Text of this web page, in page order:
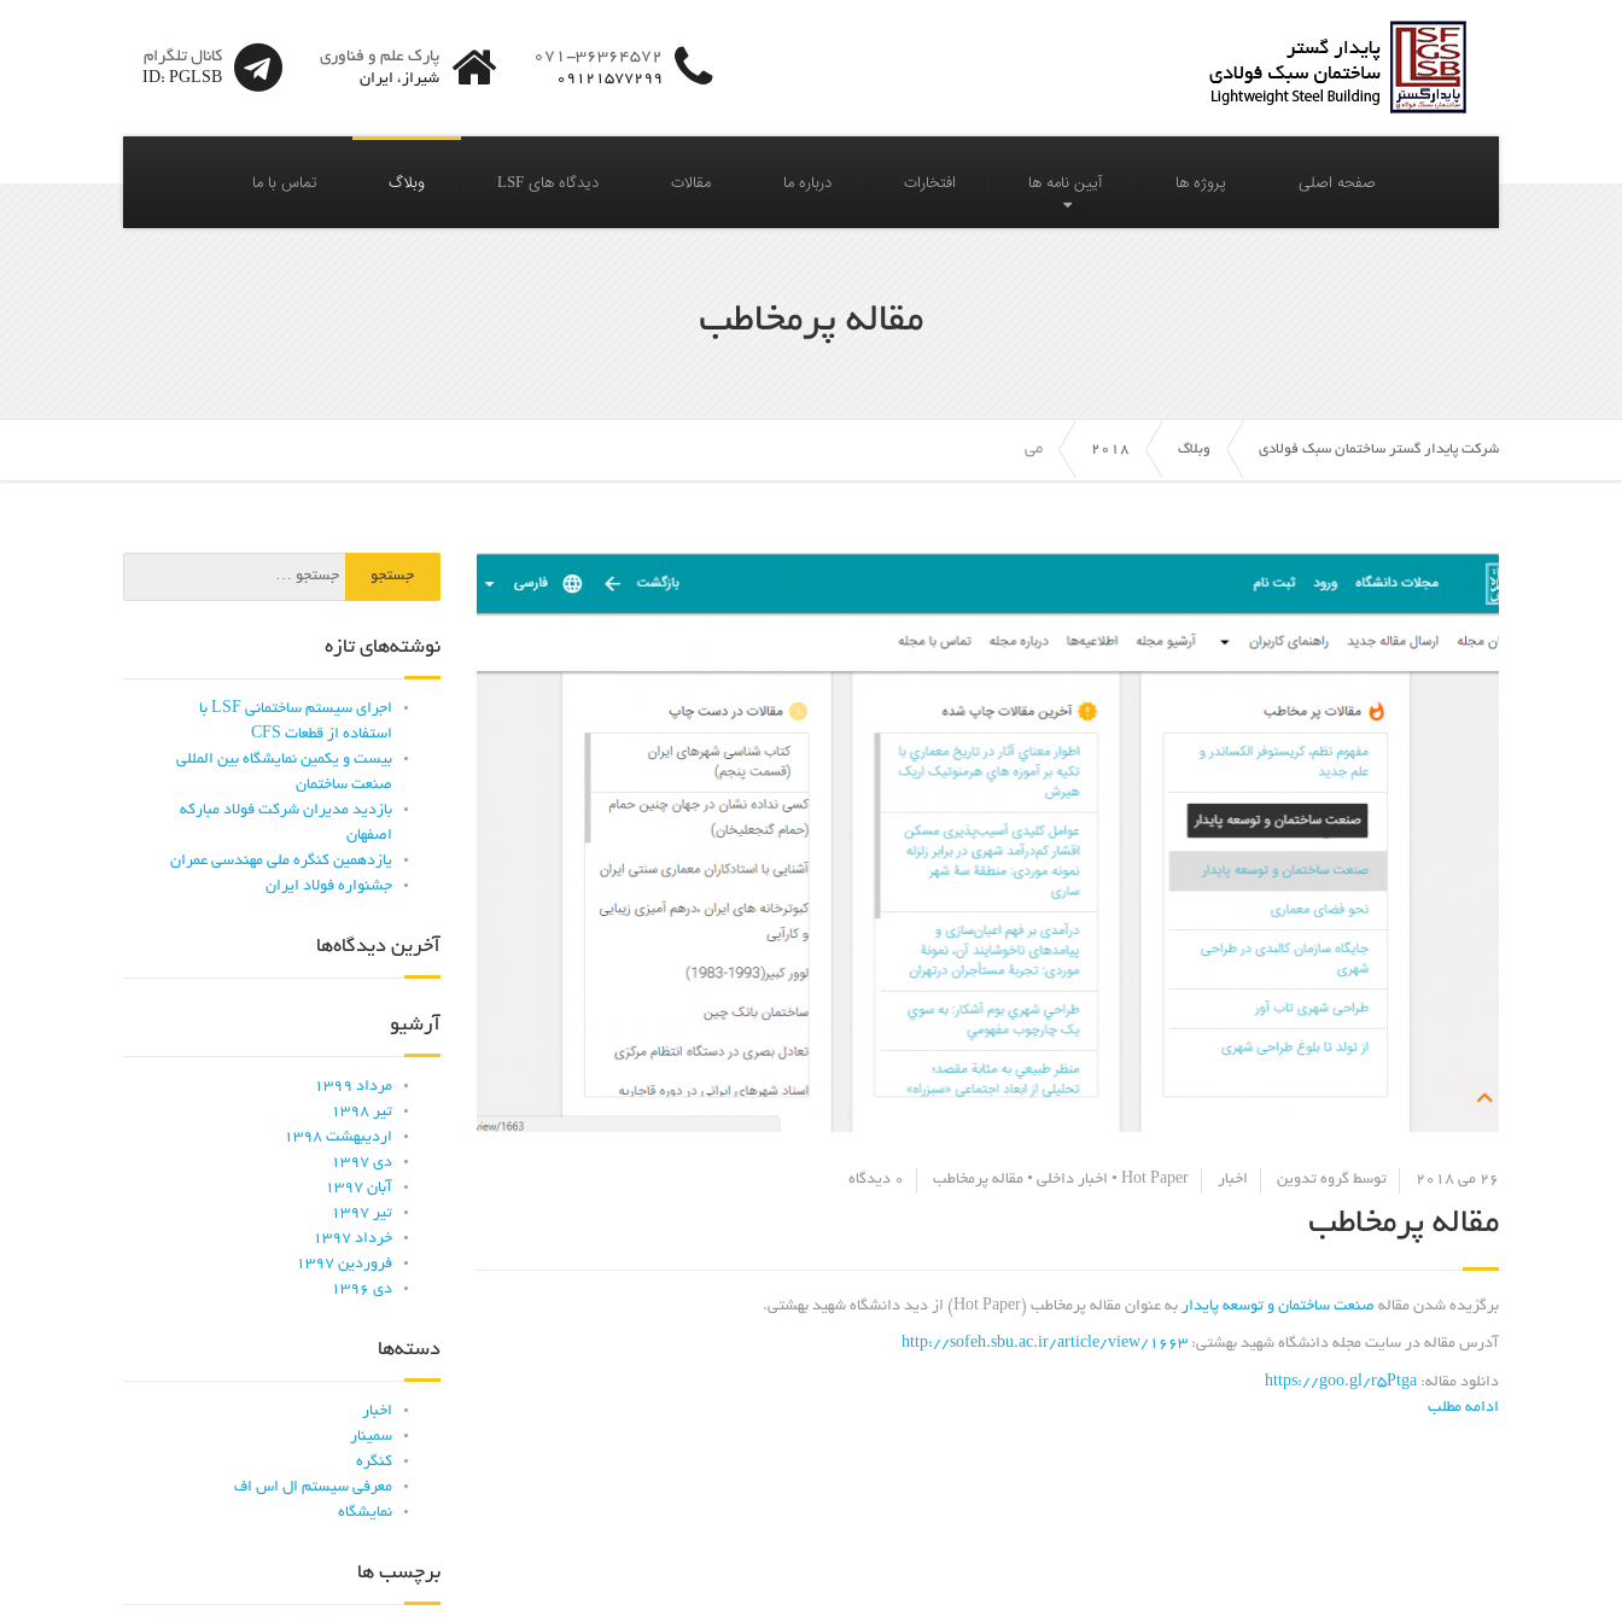
071-36364572
09121577299
پارک علم و فناوری
شیراز، ایران
کانال تلگرام
ID: PGLSB
صفحه اصلی پروژه ها آیین نامه ها افتخارات درباره ما مقالات دیدگاه های LSF وبلاگ تماس با ما
مقاله پرمخاطب
شرکت پایدار گستر ساختمان سبک فولادی وبلاگ 2018 می
26 می 2018 توسط گروه تدوین اخبار Hot Paper
• اخبار داخلی • مقاله پرمخاطب 0 دیدگاه
مقاله پرمخاطب
برگزیده شدن مقاله صنعت ساختمان و توسعه پایدار به عنوان مقاله پرمخاطب (Hot Paper) از دید دانشگاه شهید بهشتی.
آدرس مقاله در سایت مجله دانشگاه شهید بهشتی: http://sofeh.sbu.ac.ir/article/view/1663
دانلود مقاله: https://goo.gl/r5Ptga
ادامه مطلب
نوشته‌های تازه
اجرای سیستم ساختمانی LSF با
استفاده از قطعات CFS
بیست و یکمین نمایشگاه بین المللی
صنعت ساختمان
بازدید مدیران شرکت فولاد مبارکه
اصفهان
یازدهمین کنگره ملی مهندسی عمران
جشنواره فولاد ایران
آخرین دیدگاه‌ها
آرشیو
مرداد ۱۳۹۹
تیر ۱۳۹۸
اردیبهشت ۱۳۹۸
دی ۱۳۹۷
آبان ۱۳۹۷
تیر ۱۳۹۷
خرداد ۱۳۹۷
فروردین ۱۳۹۷
دی ۱۳۹۶
دسته‌ها
اخبار
سمینار
کنگره
معرفی سیستم ال اس اف
نمایشگاه
برچسب ها